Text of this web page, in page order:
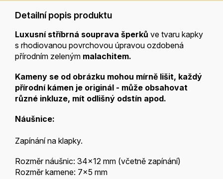
Detailní popis produktu
Luxusní stříbrná souprava šperků ve tvaru kapky
s rhodiovanou povrchovou úpravou ozdobená
přírodním zeleným malachitem.
Kameny se od obrázku mohou mírně lišit, každý
přírodní kámen je originál - může obsahovat
různé inkluze, mít odlišný odstín apod.
Náušnice:
Zapínání na klapky.
Rozměr náušnic: 34x12 mm (včetně zapínání)
Rozměr kamene: 7x5 mm